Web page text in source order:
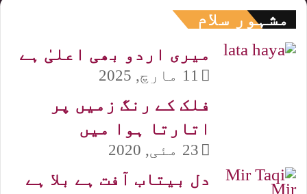
مشہور سلام
میری اردو بھی اعلیٰ ہے
11 مارچ, 2025
فلک کے رنگ زمیں پر
اتارتا ہوا میں
23 مئی, 2020
دل بیتاب آفت ہے بلا ہے